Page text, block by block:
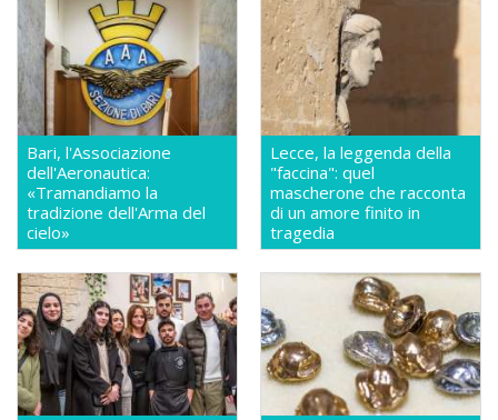
Bari, l'Associazione
dell'Aeronautica:
«Tramandiamo la
tradizione dell'Arma del
cielo»
Lecce, la leggenda della
"faccina": quel
mascherone che racconta
di un amore finito in
tragedia